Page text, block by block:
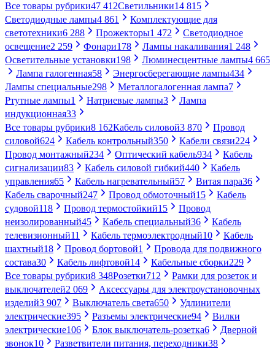
Все товары рубрики47 412Светильники14 815
Светодиодные лампы4 861
Комплектующие для
светотехники6 288 Прожекторы1 472
Светодиодное
освещение2 259 Фонари178 Лампы накаливания1 248
Осветительные установки198 Люминесцентные лампы4 665
Лампа галогенная58 Энергосберегающие лампы434
Лампы специальные298 Металлогалогенная лампа7
Ртутные лампы1 Натриевые лампы3
Лампа
индукционная33
Все товары рубрики8 162Кабель силовой3 870
Провод
силовой624 Кабель контрольный350 Кабели связи224
Провод монтажный234 Оптический кабель934
Кабель
сигнализации83 Кабель силовой гибкий440
Кабель
управления65 Кабель нагревательный57 Витая пара36
Кабель сварочный247 Провод обмоточный15
Кабель
судовой118 Провод термостойкий15
Провод
неизолированный45 Кабель специальный36
Кабель
телевизионный11 Кабель термоэлектродный10
Кабель
шахтный18 Провод бортовой1
Провода для подвижного
состава30 Кабель лифтовой14 Кабельные сборки229
Все товары рубрики8 348Розетки712
Рамки для розеток и
выключателей2 069
Аксессуары для электроустановочных
изделий3 907 Выключатель света650
Удлинители
электрические395 Разъемы электрические94
Вилки
электрические106 Блок выключатель-розетка6
Дверной
звонок10 Разветвители питания, переходники38